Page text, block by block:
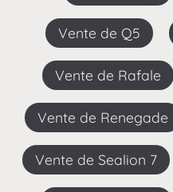
Vente de Q5
Vente de Rafale
Vente de Renegade
Vente de Sealion 7